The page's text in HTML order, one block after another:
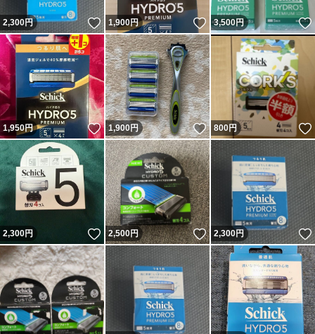
2,300円 いいね！
1,900円 いいね！
3,500円
1,950円 いいね！
1,900円 いいね！
800円
2,300円 いいね！
2,500円 いいね！
2,300円